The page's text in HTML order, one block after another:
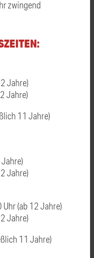
zwingend
Jahre)
Jahre)
11 Jahre)
Jahre)
(ab 12 Jahre)
Jahre)
11 Jahre)